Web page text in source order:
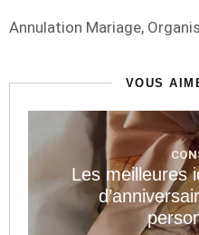
Étiquettes
Annulation Mariage,
VOUS
Les meilleures